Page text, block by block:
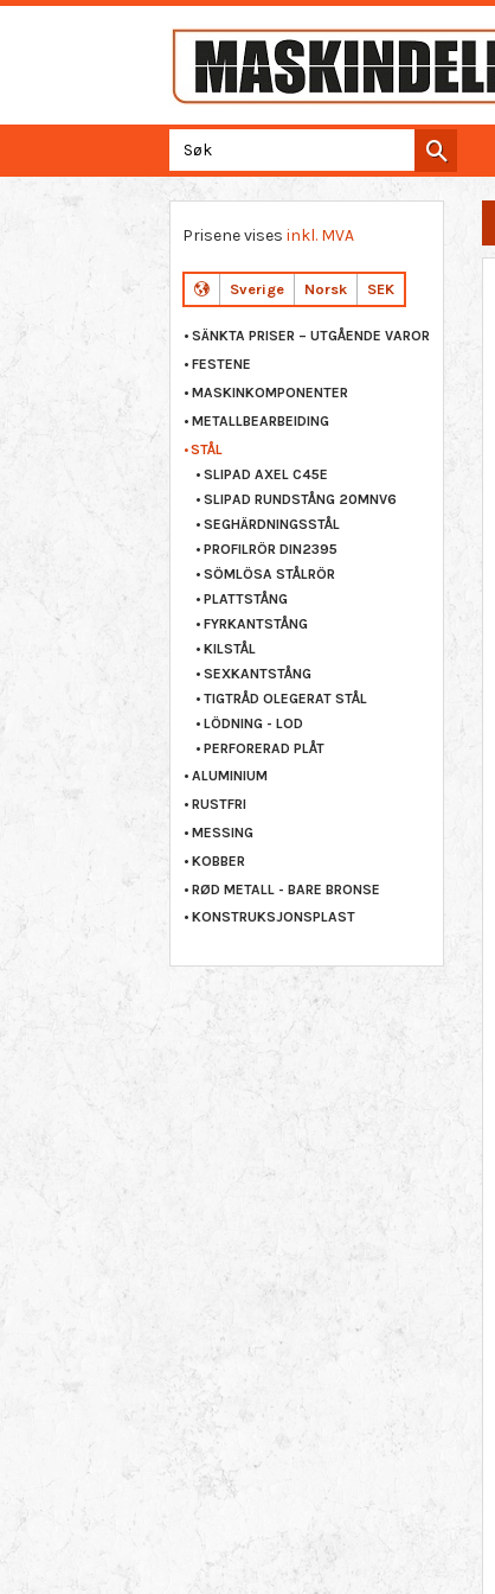
Prisene vises inkl. MVA
Sverige Norsk SEK
SÄNKTA PRISER – UTGÅENDE VAROR
FESTENE
MASKINKOMPONENTER
METALLBEARBEIDING
STÅL
SLIPAD AXEL C45E
SLIPAD RUNDSTÅNG 20MNV6
SEGHÄRDNINGSSTÅL
PROFILRÖR DIN2395
SÖMLÖSA STÅLRÖR
PLATTSTÅNG
FYRKANTSTÅNG
KILSTÅL
SEXKANTSTÅNG
TIGTRÅD OLEGERAT STÅL
LÖDNING - LOD
PERFORERAD PLÅT
ALUMINIUM
RUSTFRI
MESSING
KOBBER
RØD METALL - BARE BRONSE
KONSTRUKSJONSPLAST